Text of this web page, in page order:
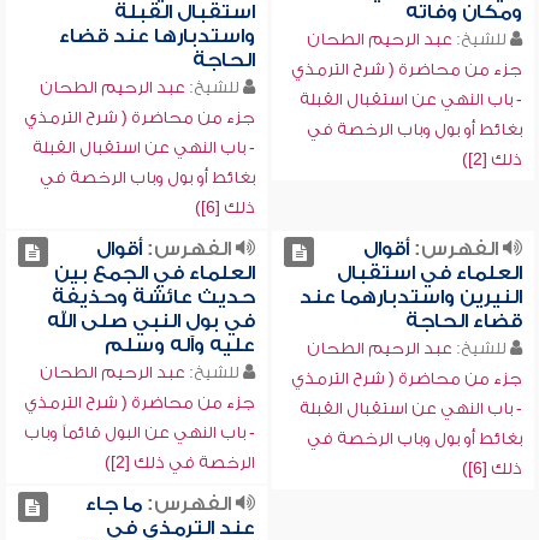
ومكان وفاته
للشيخ: عبد الرحيم الطحان
جزء من محاضرة ( شرح الترمذي
- باب النهي عن استقبال القبلة
بغائط أو بول وباب الرخصة في
ذلك [2])
استقبال القبلة
واستدبارها عند قضاء
الحاجة
للشيخ: عبد الرحيم الطحان
جزء من محاضرة ( شرح الترمذي
- باب النهي عن استقبال القبلة
بغائط أو بول وباب الرخصة في
ذلك [6])
الفهرس:أقوال
العلماء في استقبال
النيرين واستدبارهما عند
قضاء الحاجة
للشيخ: عبد الرحيم الطحان
جزء من محاضرة ( شرح الترمذي
- باب النهي عن استقبال القبلة
بغائط أو بول وباب الرخصة في
ذلك [6])
الفهرس:أقوال
العلماء في الجمع بين
حديث عائشة وحذيفة
في بول النبي صلى الله
عليه وآله وسلم
للشيخ: عبد الرحيم الطحان
جزء من محاضرة ( شرح الترمذي
- باب النهي عن البول قائماً وباب
الرخصة في ذلك [2])
الفهرس:ما جاء
عند الترمذي في